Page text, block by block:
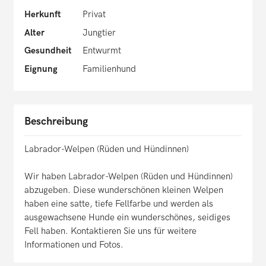
Herkunft
Privat
Alter
Jungtier
Gesundheit
Entwurmt
Eignung
Familienhund
Beschreibung
Labrador-Welpen (Rüden und Hündinnen)
Wir haben Labrador-Welpen (Rüden und Hündinnen)
abzugeben. Diese wunderschönen kleinen Welpen
haben eine satte, tiefe Fellfarbe und werden als
ausgewachsene Hunde ein wunderschönes, seidiges
Fell haben. Kontaktieren Sie uns für weitere
Informationen und Fotos.